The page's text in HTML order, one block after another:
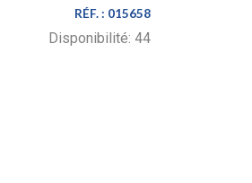
RÉF. : 015658
Disponibilité:44